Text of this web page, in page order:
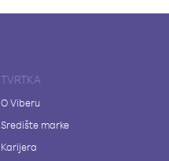
TVRTKA
O Viberu
Središte marke
Karijera